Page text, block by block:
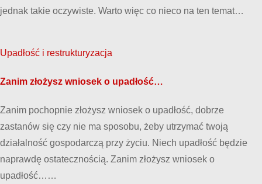
jednak takie oczywiste. Warto więc co nieco na ten temat…
Upadłość i restrukturyzacja
Zanim złożysz wniosek o upadłość…
Zanim pochopnie złożysz wniosek o upadłość, dobrze
zastanów się czy nie ma sposobu, żeby utrzymać twoją
działalność gospodarczą przy życiu. Niech upadłość będzie
naprawdę ostatecznością. Zanim złożysz wniosek o
upadłość……